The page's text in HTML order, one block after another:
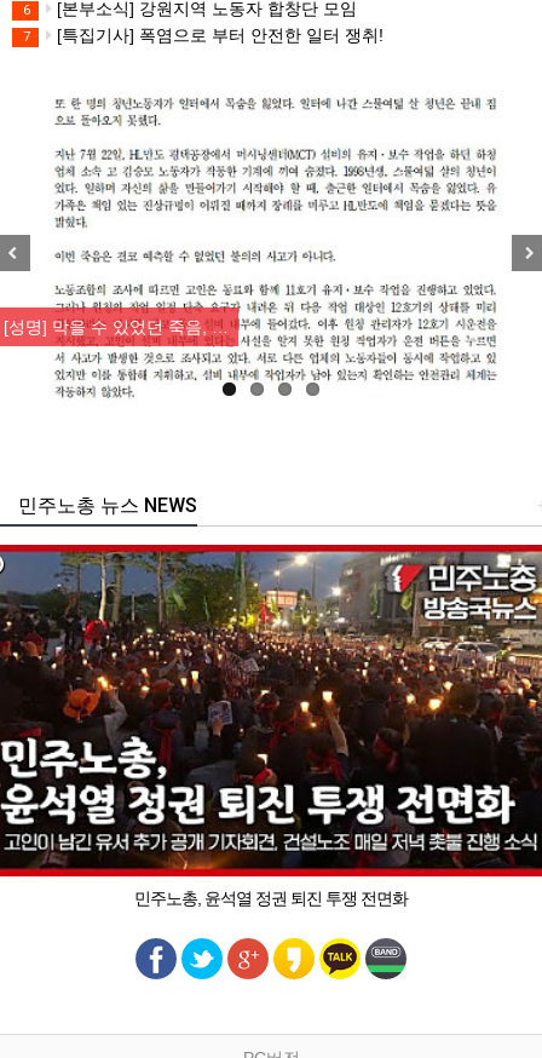
6 [본부소식] 강원지역 노동자 합창단 모임
7 [특집기사] 폭염으로 부터 안전한 일터 쟁취!
[성명] 막을 수 있었던 죽음, …
주노총 뉴스 NEWS
민주노총, 윤석열 정권 퇴진 투쟁 전면화